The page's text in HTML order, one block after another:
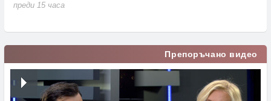
преди 15 часа
Препоръчано видео